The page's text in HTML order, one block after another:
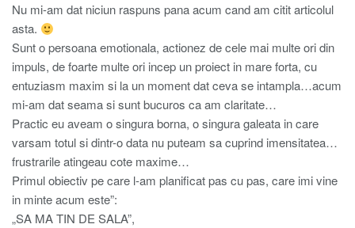
Nu mi-am dat niciun raspuns pana acum cand am citit articolul
asta.
Sunt o persoana emotionala, actionez de cele mai multe ori din
impuls, de foarte multe ori incep un proiect in mare forta, cu
entuziasm maxim si la un moment dat ceva se intampla…acum
mi-am dat seama si sunt bucuros ca am claritate…
Practic eu aveam o singura borna, o singura galeata in care
varsam totul si dintr-o data nu puteam sa cuprind imensitatea…
frustrarile atingeau cote maxime…
Primul obiectiv pe care l-am planificat pas cu pas, care imi vine
in minte acum este”:
„SA MA TIN DE SALA”,